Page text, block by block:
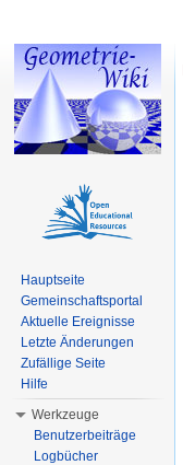
Hauptseite
Gemeinschaftsportal
Aktuelle Ereignisse
Letzte Änderungen
Zufällige Seite
Hilfe
Werkzeuge
Benutzerbeiträge
Logbücher